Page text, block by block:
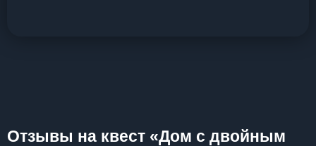
Отзывы на квест «Дом с двойным